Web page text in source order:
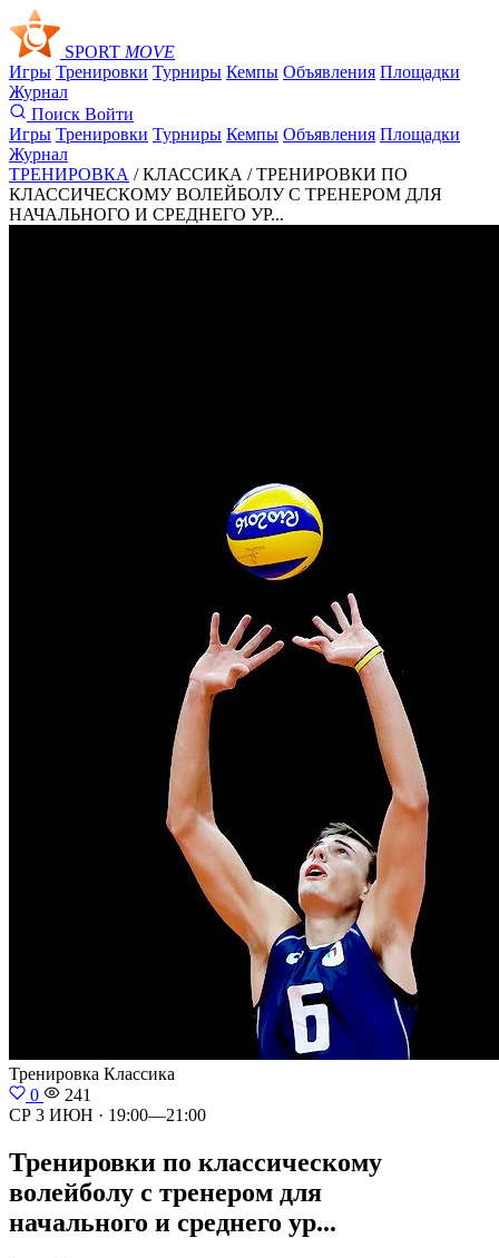
SPORT MOVE
Игры Тренировки Турниры Кемпы Объявления Площадки
Журнал
Поиск Войти
Игры Тренировки Турниры Кемпы Объявления Площадки
Журнал
ТРЕНИРОВКА / КЛАССИКА /ТРЕНИРОВКИ ПО
КЛАССИЧЕСКОМУ ВОЛЕЙБОЛУ С ТРЕНЕРОМ ДЛЯ
НАЧАЛЬНОГО И СРЕДНЕГО УР...
Тренировка Классика
0
241
СР 3 ИЮН · 19:00—21:00
Тренировки по классическому
волейболу с тренером для
начального и среднего ур...